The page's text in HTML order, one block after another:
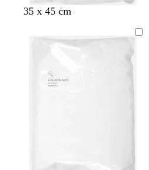
35 x 45 cm